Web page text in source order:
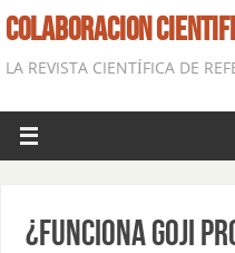
COLABORACION
LA REVISTA CIENTÍFICA DE
¿Funciona Goji